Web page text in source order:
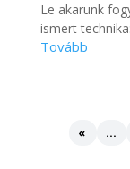
Le akarunk
ismert
« ...